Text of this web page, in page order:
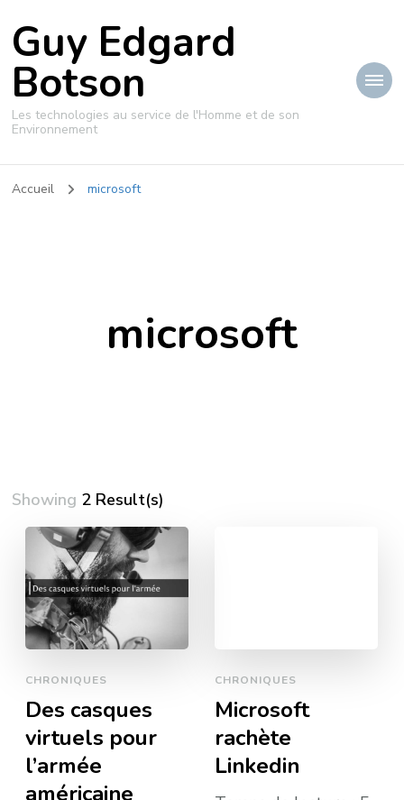
Guy Edgard
Botson
Les technologies au service de l'Homme et de son
Environnement
Accueil microsoft
microsoft
Showing 2 Result(s)
CHRONIQUES
Des casques
virtuels pour
l’armée
américaine
CHRONIQUES
Microsoft
rachète
Linkedin